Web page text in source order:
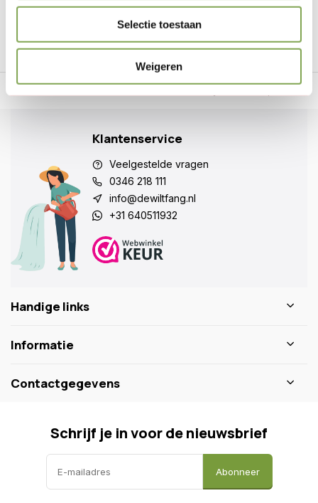
Selectie toestaan
Weigeren
Klantenservice
Veelgestelde vragen
0346 218 111
info@dewiltfang.nl
+31 640511932
Handige links
Informatie
Contactgegevens
Schrijf je in voor de nieuwsbrief
Abonneer